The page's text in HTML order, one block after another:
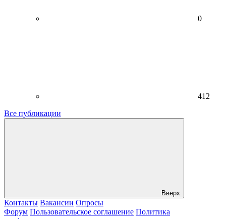
0
412
Все публикации
Вверх
Контакты Вакансии Опросы
Форум Пользовательское соглашение Политика